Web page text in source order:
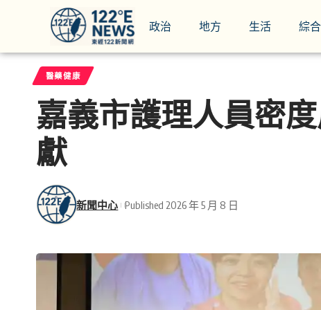
政治 地方 生活 綜合
醫藥健康
嘉義市護理人員密
獻
新聞中心 Published 2026 年 5 月 8 日